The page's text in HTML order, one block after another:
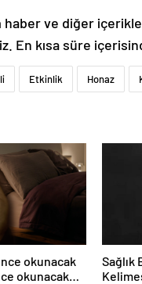
haber ve diğer
En kısa süre
Etkinlik Honaz
okunacak
okunacak
Sağlık